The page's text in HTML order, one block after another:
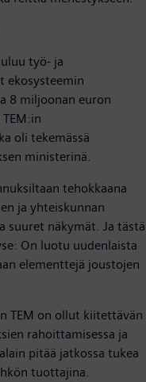
työ- ja
ekosysteemin
8 miljoonan euron
oli tekemässä
ministerinä.
tehokkaana
ja yhteiskunnan
suuret näkymät. Ja tästä
On luotu uudenlaista
elementtejä joustojen
TEM on ollut kiitettävän
rahoittamisessa ja
pitää jatkossa tukea
tuottajina.